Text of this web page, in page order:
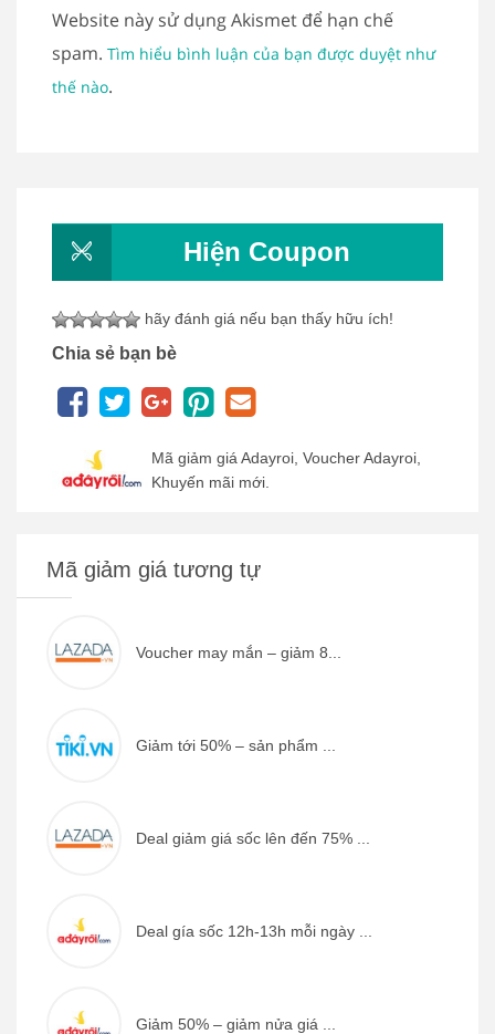
Website này sử dụng Akismet để hạn chế
spam. Tìm hiểu bình luận của bạn được duyệt như
thế nào.
Hiện Coupon
hãy đánh giá nếu bạn thấy hữu ích!
Chia sẻ bạn bè
Mã giảm giá Adayroi, Voucher Adayroi,
Khuyến mãi mới.
Mã giảm giá tương tự
Voucher may mắn – giảm 8...
Giảm tới 50% – sản phẩm ...
Deal giảm giá sốc lên đến 75% ...
Deal gía sốc 12h-13h mỗi ngày ...
Giảm 50% – giảm nửa giá ...